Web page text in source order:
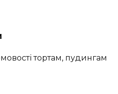
тортам, пудингам